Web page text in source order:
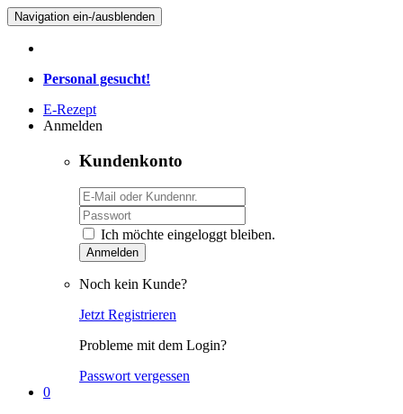
Navigation ein-/ausblenden
Personal gesucht!
E-Rezept
Anmelden
Kundenkonto
Ich möchte eingeloggt bleiben.
Anmelden
Noch kein Kunde?
Jetzt Registrieren
Probleme mit dem Login?
Passwort vergessen
0